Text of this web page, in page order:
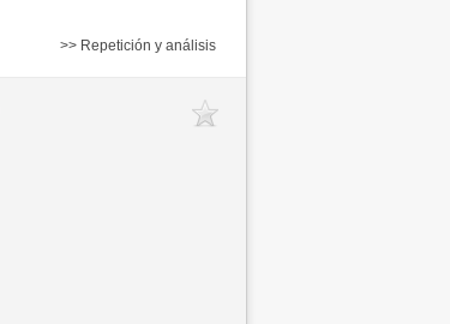
>> Repetición y análisis